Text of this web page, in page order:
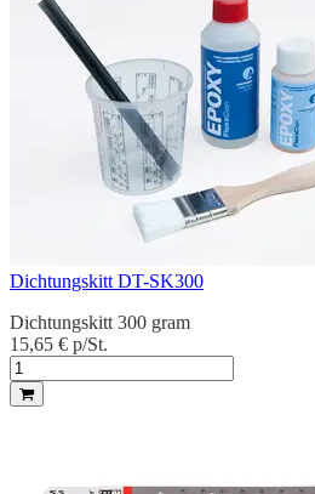
Dichtungskitt DT-SK300
Dichtungskitt 300 gram
15,65 € p/St.